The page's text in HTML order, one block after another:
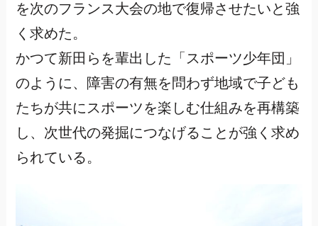
を次のフランス大会の地で復帰させたいと強
く求めた。
かつて新田らを輩出した「スポーツ少年団」
のように、障害の有無を問わず地域で子ども
たちが共にスポーツを楽しむ仕組みを再構築
し、次世代の発掘につなげることが強く求め
られている。